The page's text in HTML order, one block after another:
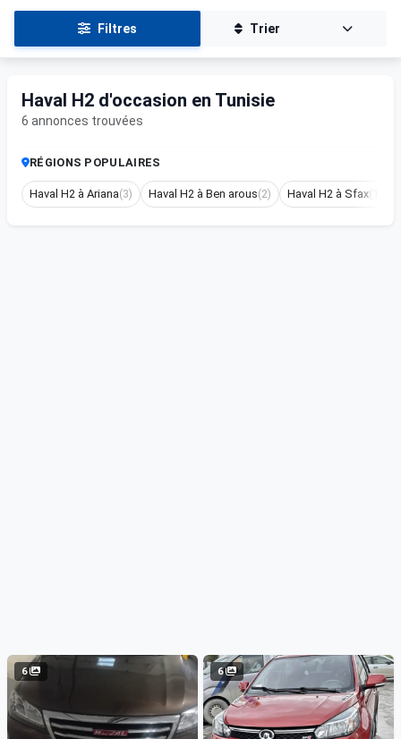
Filtres Trier
Haval H2 d'occasion en Tunisie
6 annonces trouvées
RÉGIONS POPULAIRES
Haval H2 à Ariana(3) Haval H2 à Ben arous(2) Haval H2 à Sfax(1)
6 6